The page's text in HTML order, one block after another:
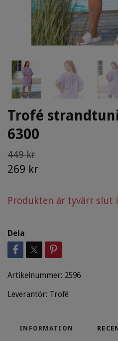
Trofé
6300
449 kr
269 kr
Produkten är tyvärr slut i
Dela
Artikelnummer: 2596
Leverantör: Trofé
INFORMATION